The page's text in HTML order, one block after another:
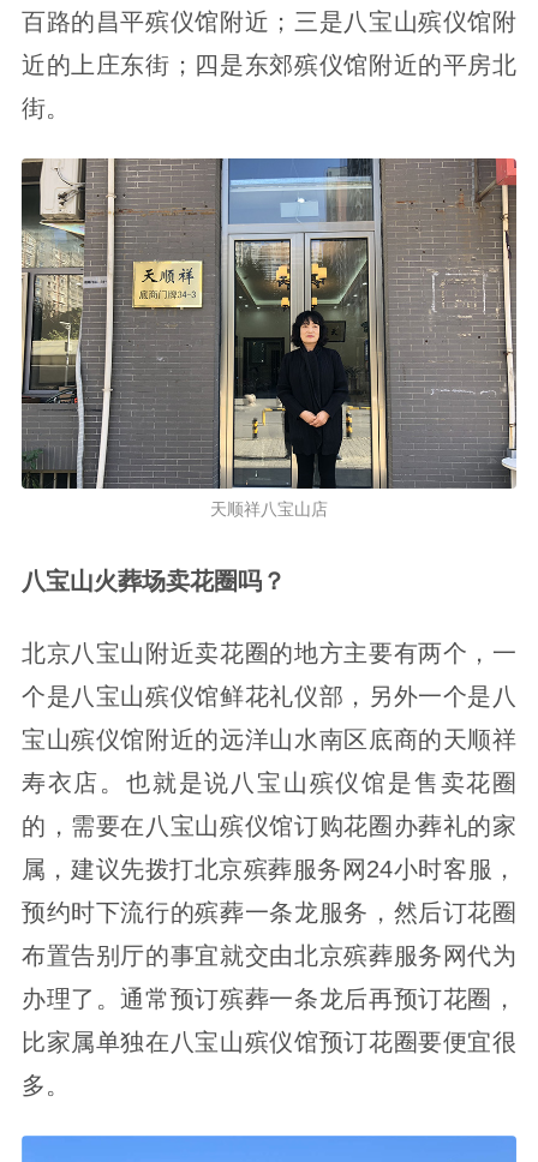
百路的昌平殡仪馆附近；三是八宝山殡仪馆附
近的上庄东街；四是东郊殡仪馆附近的平房北
街。
天顺祥八宝山店
八宝山火葬场卖花圈吗？
北京八宝山附近卖花圈的地方主要有两个，一
个是八宝山殡仪馆鲜花礼仪部，另外一个是八
宝山殡仪馆附近的远洋山水南区底商的天顺祥
寿衣店。也就是说八宝山殡仪馆是售卖花圈
的，需要在八宝山殡仪馆订购花圈办葬礼的家
属，建议先拨打北京殡葬服务网24小时客服，
预约时下流行的殡葬一条龙服务，然后订花圈
布置告别厅的事宜就交由北京殡葬服务网代为
办理了。通常预订殡葬一条龙后再预订花圈，
比家属单独在八宝山殡仪馆预订花圈要便宜很
多。